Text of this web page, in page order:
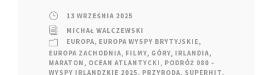
13 WRZEŚNIA 2025
MICHAŁ WALCZEWSKI
EUROPA, EUROPA WYSPY BRYTYJSKIE,
EUROPA ZACHODNIA, FILMY, GÓRY, IRLANDIA,
MARATON , OCEAN ATLANTYCKI , PODRÓŻ 080 –
WYSPY IRLANDZKIE 2025, PRZYRODA, SUPERHIT,